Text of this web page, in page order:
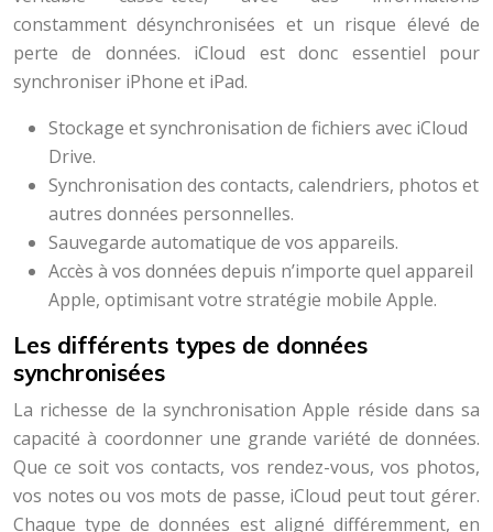
constamment désynchronisées et un risque élevé de
perte de données. iCloud est donc essentiel pour
synchroniser iPhone et iPad.
Stockage et synchronisation de fichiers avec iCloud
Drive.
Synchronisation des contacts, calendriers, photos et
autres données personnelles.
Sauvegarde automatique de vos appareils.
Accès à vos données depuis n’importe quel appareil
Apple, optimisant votre stratégie mobile Apple.
Les différents types de données
synchronisées
La richesse de la synchronisation Apple réside dans sa
capacité à coordonner une grande variété de données.
Que ce soit vos contacts, vos rendez-vous, vos photos,
vos notes ou vos mots de passe, iCloud peut tout gérer.
Chaque type de données est aligné différemment, en